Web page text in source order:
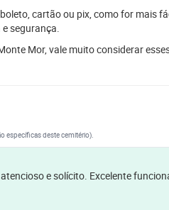
cartão ou pix, como for mais
segurança.
Mor, vale muito considerar
específicas deste cemitério).
e solícito. Excelente